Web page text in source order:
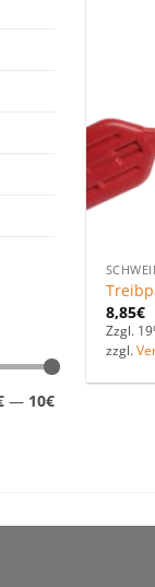
— 10€
8,85€
Zzgl.
zzgl.